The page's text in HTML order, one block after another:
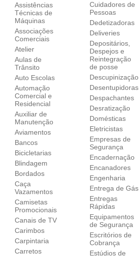
Assistências
Técnicas de
Máquinas
Associações
Comerciais
Atelier
Aulas de
Trânsito
Auto Escolas
Automação
Comercial e
Residencial
Auxiliar de
Manutenção
Aviamentos
Bancos
Bicicletarias
Blindagem
Bordados
Caça
Vazamentos
Camisetas
Promocionais
Canais de TV
Carimbos
Carpintaria
Carretos
Cuidadores de
Pessoas
Dedetizadoras
Deliveries
Depositários,
Despejos e
Reintegração
de posse
Descupinização
Desentupidoras
Despachantes
Desratização
Domésticas
Eletricistas
Empresas de
Segurança
Encadernação
Encanadores
Engenharia
Entrega de Gás
Entregas
Rápidas
Equipamentos
de Segurança
Escritórios de
Cobrança
Estúdios de